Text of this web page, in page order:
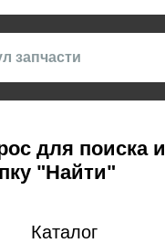
для поиска и
"Найти"
Каталог